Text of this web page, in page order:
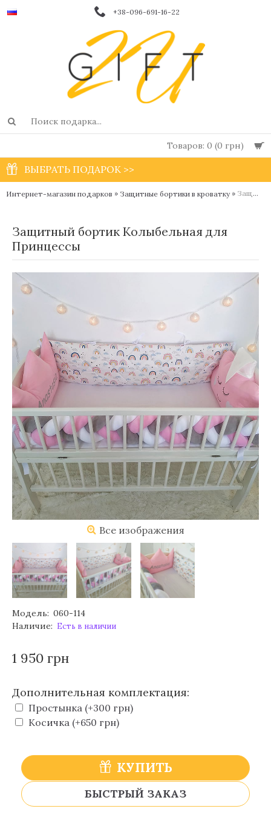
+38-096-691-16-22
Товаров: 0 (0 грн)
ВЫБРАТЬ ПОДАРОК >>
Интернет-магазин подарков » Защитные бортики в кроватку» Защитный бортик Колыбельная для Принцессы
Защитный бортик Колыбельная для
Принцессы
Все изображения
Модель: 060-114
Наличие: Есть в наличии
1 950 грн
Дополнительная комплектация:
Простынка (+300 грн)
Косичка (+650 грн)
КУПИТЬ
БЫСТРЫЙ ЗАКАЗ